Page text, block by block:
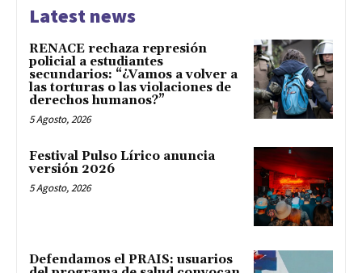
Latest news
RENACE rechaza represión
policial a estudiantes
secundarios: “¿Vamos a volver a
las torturas o las violaciones de
derechos humanos?”
5 Agosto, 2026
Festival Pulso Lírico anuncia
versión 2026
5 Agosto, 2026
Defendamos el PRAIS: usuarios